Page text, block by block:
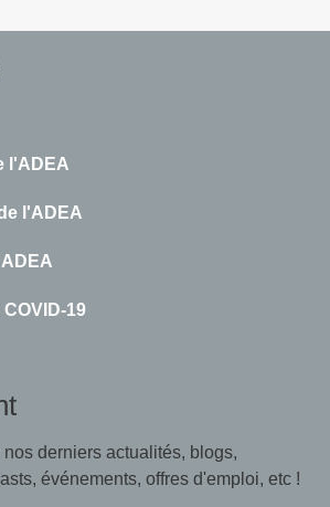
l'ADEA
l'ADEA
19
nos derniers actualités, blogs,
événements, offres d'emploi, etc !